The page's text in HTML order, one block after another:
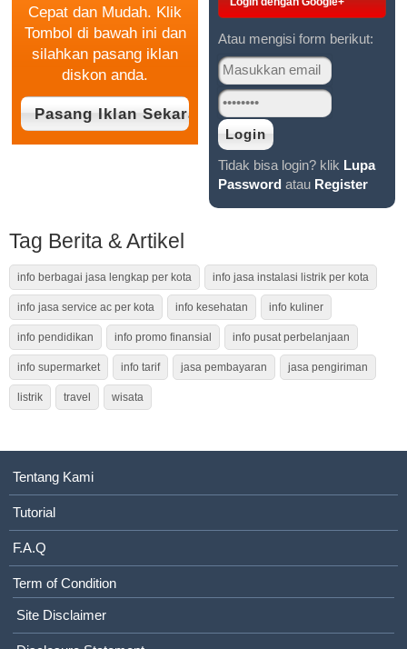
Cepat dan Mudah. Klik
Tombol di bawah ini dan
silahkan pasang iklan
diskon anda.
Atau mengisi form berikut:
Tidak bisa login? klik Lupa
Password atau Register
Tag Berita & Artikel
info berbagai jasa lengkap per kota info jasa instalasi listrik per kota
info jasa service ac per kota info kesehatan info kuliner
info pendidikan info promo finansial info pusat perbelanjaan
info supermarket info tarif jasa pembayaran jasa pengiriman
listrik travel wisata
Tentang Kami
Tutorial
F.A.Q
Term of Condition
Site Disclaimer